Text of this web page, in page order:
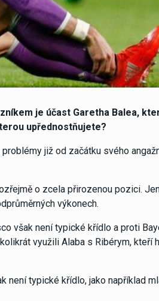
je účast Garetha Balea,
upřednostňujete?
již od začátku svého
o zcela přirozenou pozici.
výkonech.
však není typické křídlo a proti
využili Alaba s Ribérym, kteří
není typické křídlo, jako například